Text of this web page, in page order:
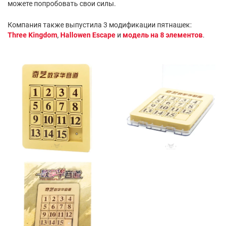
можете попробовать свои силы.
Компания также выпустила 3 модификации пятнашек:
Three Kingdom, Hallowen Escape и модель на 8 элементов.